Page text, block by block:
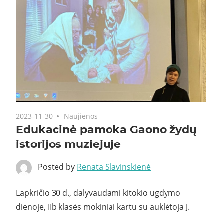
2023-11-30 Naujienos
Edukacinė pamoka Gaono žydų
istorijos muziejuje
Posted by Renata Slavinskienė
Lapkričio 30 d., dalyvaudami kitokio ugdymo
dienoje, IIb klasės mokiniai kartu su auklėtoja J.